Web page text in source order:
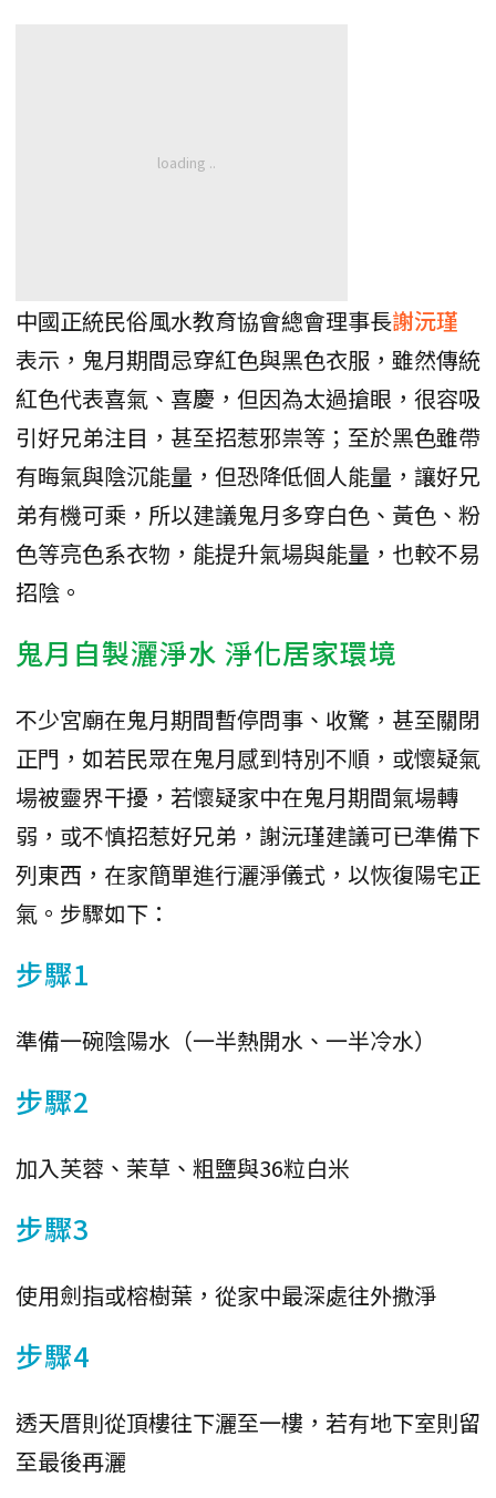
中國正統民俗風水教育協會總會理事長謝沅瑾
表示，鬼月期間忌穿紅色與黑色衣服，雖然傳統
紅色代表喜氣、喜慶，但因為太過搶眼，很容吸
引好兄弟注目，甚至招惹邪祟等；至於黑色雖帶
有晦氣與陰沉能量，但恐降低個人能量，讓好兄
弟有機可乘，所以建議鬼月多穿白色、黃色、粉
色等亮色系衣物，能提升氣場與能量，也較不易
招陰。
鬼月自製灑淨水 淨化居家環境
不少宮廟在鬼月期間暫停問事、收驚，甚至關閉
正門，如若民眾在鬼月感到特別不順，或懷疑氣
場被靈界干擾，若懷疑家中在鬼月期間氣場轉
弱，或不慎招惹好兄弟，謝沅瑾建議可已準備下
列東西，在家簡單進行灑淨儀式，以恢復陽宅正
氣。步驟如下：
步驟1
準備一碗陰陽水（一半熱開水、一半冷水）
步驟2
加入芙蓉、茉草、粗鹽與36粒白米
步驟3
使用劍指或榕樹葉，從家中最深處往外撒淨
步驟4
透天厝則從頂樓往下灑至一樓，若有地下室則留
至最後再灑